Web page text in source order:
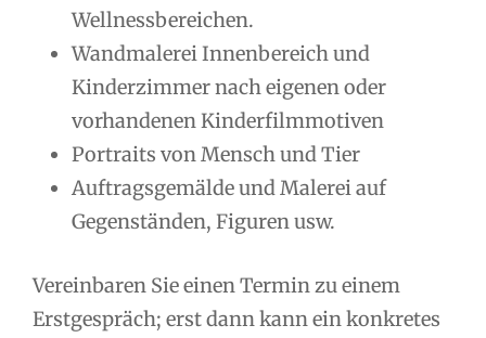
Wellnessbereichen.
Wandmalerei Innenbereich und
Kinderzimmer nach eigenen oder
vorhandenen Kinderfilmmotiven
Portraits von Mensch und Tier
Auftragsgemälde und Malerei auf
Gegenständen, Figuren usw.
Vereinbaren Sie einen Termin zu einem
Erstgespräch; erst dann kann ein konkretes